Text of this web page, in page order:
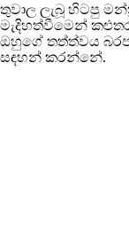
තුවාල ලැබූ හිටපු
මැදිහත්වීමෙන්
ඔහුගේ තත්ත්වය
සඳහන් කරන්නේ.